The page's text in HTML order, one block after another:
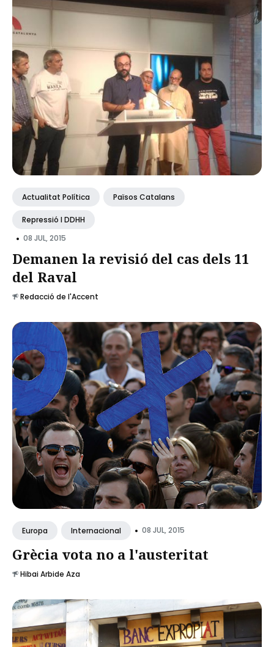
Actualitat Política Països Catalans
Repressió I DDHH
• 08 JUL, 2015
Demanen la revisió del cas dels 11
del Raval
Redacció de l'Accent
Europa Internacional • 08 JUL, 2015
Grècia vota no a l'austeritat
Hibai Arbide Aza